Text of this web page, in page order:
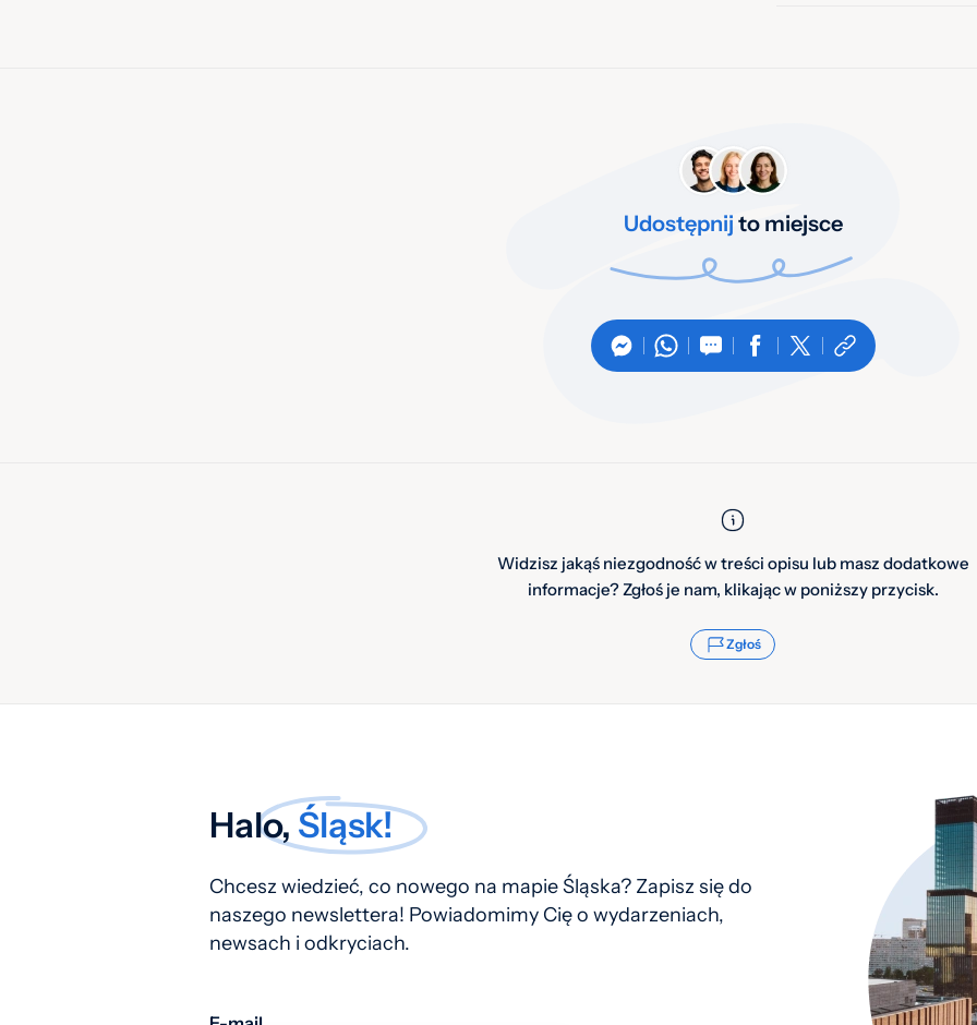
Udostępnij to miejsce
Widzisz jakąś niezgodność w treści opisu lub masz dodatkowe
informacje? Zgłoś je nam, klikając w poniższy przycisk.
Zgłoś
Halo, Śląsk!
Chcesz wiedzieć, co nowego na mapie Śląska? Zapisz się do
naszego newslettera! Powiadomimy Cię o wydarzeniach,
newsach i odkryciach.